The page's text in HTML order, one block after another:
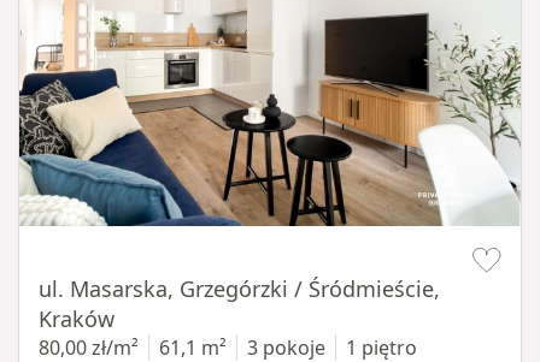
ul. Masarska, Grzegórzki / Śródmieście,
Kraków
80,00 zł/m² 61,1 m² 3 pokoje 1 piętro